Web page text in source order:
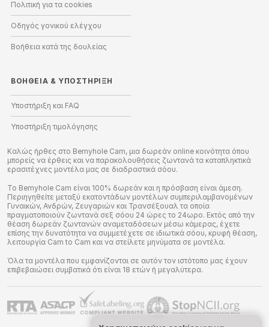
Πολιτική για τα cookies
Οδηγός γονικού ελέγχου
Βοήθεια κατά της δουλείας
ΒΟΉΘΕΙΑ & ΥΠΟΣΤΉΡΙΞΗ
Υποστήριξη και FAQ
Υποστήριξη τιμολόγησης
Καλώς ήρθες στο Bemyhole Cam, μια δωρεάν online κοινότητα όπου
μπορείς να έρθεις και να παρακολουθήσεις ζωντανά τα καταπληκτικά
ερασιτέχνες μοντέλα μας σε διαδραστικά σόου.
Το Bemyhole Cam είναι 100% δωρεάν και η πρόσβαση είναι άμεση.
Περιηγηθείτε μεταξύ εκατοντάδων μοντέλων συμπεριλαμβανομένων
Γυναικών, Ανδρών, Ζευγαριών και Τρανσέξουαλ τα οποία
πραγματοποιούν ζωντανά σεξ σόου 24 ώρες το 24ωρο. Εκτός από την
θέαση δωρεάν ζωντανών αναμεταδόσεων μέσω κάμερας, έχετε
επίσης την δυνατότητα να συμμετέχετε σε ιδιωτικά σόου, κρυφή θέαση,
λειτουργία Cam to Cam και να στείλετε μηνύματα σε μοντέλα.
Όλα τα μοντέλα που εμφανίζονται σε αυτόν τον ιστότοπο μας έχουν
επιβεβαιώσει συμβατικά ότι είναι 18 ετών ή μεγαλύτερα.